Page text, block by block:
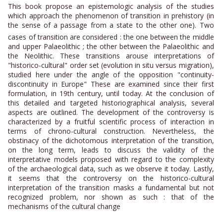
This book propose an epistemologic analysis of the studies
which approach the phenomenon of transition in prehistory (in
the sense of a passage from a state to the other one). Two
cases of transition are considered : the one between the middle
and upper Palaeolithic ; the other between the Palaeolithic and
the Neolithic. These transitions arouse interpretations of
"historico-cultural" order set (evolution in situ versus migration),
studied here under the angle of the opposition "continuity-
discontinuity in Europe" These are examined since their first
formulation, in 19th century, until today. At the conclusion of
this detailed and targeted historiographical analysis, several
aspects are outlined. The development of the controversy is
characterized by a fruitful scientific process of interaction in
terms of chrono-cultural construction. Nevertheless, the
obstinacy of the dichotomous interpretation of the transition,
on the long term, leads to discuss the validity of the
interpretative models proposed with regard to the complexity
of the archaeological data, such as we observe it today. Lastly,
it seems that the controversy on the historico-cultural
interpretation of the transition masks a fundamental but not
recognized problem, nor shown as such : that of the
mechanisms of the cultural change